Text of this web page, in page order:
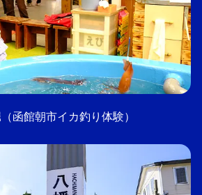
函館朝市イカ釣り体験）